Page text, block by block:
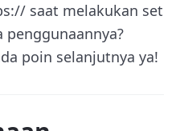
saat melakukan set
penggunaannya?
poin selanjutnya ya!